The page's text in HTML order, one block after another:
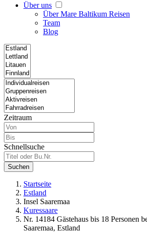
Über uns
Über Mare Baltikum Reisen
Team
Blog
Zeitraum
Schnellsuche
Suchen
Startseite
Estland
Insel Saaremaa
Kuressaare
Nr. 14184 Gästehaus bis 18 Personen
Saaremaa, Estland